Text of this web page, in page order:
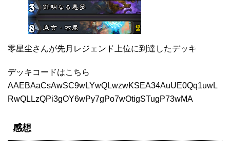
零星尘さんが先月レジェンド上位に到達したデッキ
デッキコードはこちら
AAEBAaCsAwSC9wLYwQLwzwKSEA34AuUE0Qq1uwL
RwQLLzQPi3gOY6wPy7gPo7wOtigSTugP73wMA
感想